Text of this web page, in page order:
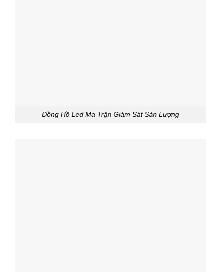
Đồng Hồ Led Ma Trận Giám Sát Sản Lượng